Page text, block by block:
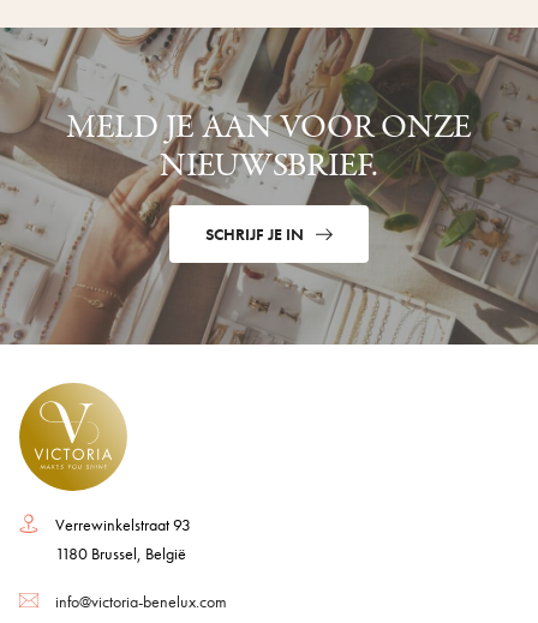
MELD JE AAN VOOR ONZE
NIEUWSBRIEF.
SCHRIJF JE IN
Verrewinkelstraat 93
1180 Brussel, België
info@victoria-benelux.com